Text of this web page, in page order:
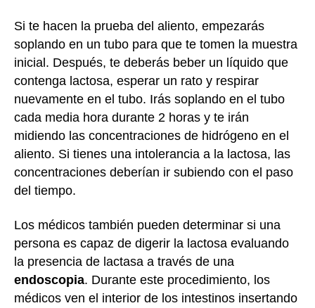
Si te hacen la prueba del aliento, empezarás
soplando en un tubo para que te tomen la muestra
inicial. Después, te deberás beber un líquido que
contenga lactosa, esperar un rato y respirar
nuevamente en el tubo. Irás soplando en el tubo
cada media hora durante 2 horas y te irán
midiendo las concentraciones de hidrógeno en el
aliento. Si tienes una intolerancia a la lactosa, las
concentraciones deberían ir subiendo con el paso
del tiempo.
Los médicos también pueden determinar si una
persona es capaz de digerir la lactosa evaluando
la presencia de lactasa a través de una
endoscopia. Durante este procedimiento, los
médicos ven el interior de los intestinos insertando